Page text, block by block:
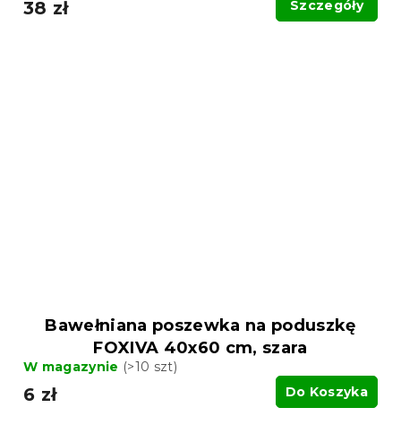
38 zł Szczegóły
Bawełniana poszewka na poduszkę
FOXIVA 40x60 cm, szara
W magazynie (>10 szt)
6 zł Do Koszyka